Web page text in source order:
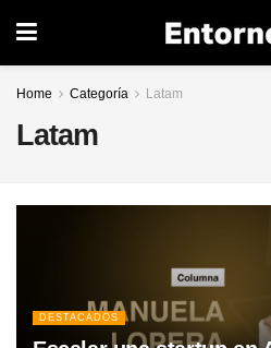
Home Categoría Latam
Latam
DESTACADOS